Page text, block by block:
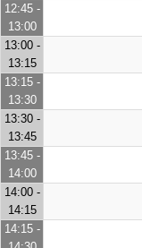
12:45 -
13:00
13:00 -
13:15
13:15 -
13:30
13:30 -
13:45
13:45 -
14:00
14:00 -
14:15
14:15 -